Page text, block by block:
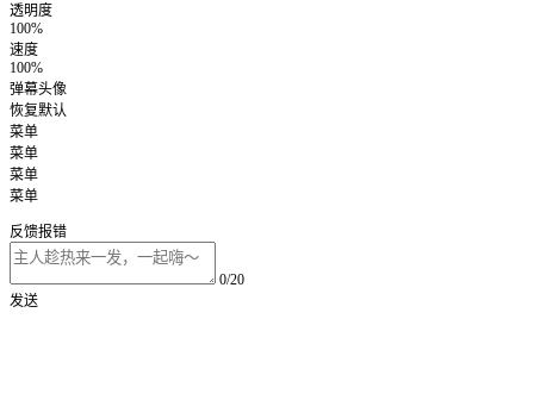
透明度
100%
速度
100%
弹幕头像
恢复默认
菜单
菜单
菜单
菜单
反馈报错
0/20
发送